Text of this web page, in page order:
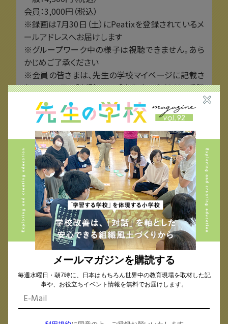
会員：3,000円（税込）
※録画は7月30日（土）にPeatixを登録されているメ
ールアドレスへお届けします
※グループワーク中の様子は視聴できません。あら
かじめご了承ください
※会員の皆さまは、先生の学校マイページに記載さ
れている7月の【割引コード】を入力いただくと、受講
料が3,000円となります
【人数】
■ワークショップ参加チケット（資料&録画付）
32名（先着順）
■録画視聴チケット（資料付）
100名（先着順）
【申し込み締め切り】
2022年7月25日（月）20時
※それ以降の申し込みは受け付けることができませ
んので、ご了承ください
【会場】
オンライン会議室Zoom
・・Zoomリンクは、ワークショップ参加者へ開催3日
前までに登録いただいたメールアドレスへお送りし
ます
・各回ともに19:50以降にリンクをクリックし、入室し
てください
メールマガジンを購読する
毎週水曜日・朝7時に、日本はもちろん世界中の教育現場を取材した記
事や、お役立ちイベント情報を無料でお届けします。